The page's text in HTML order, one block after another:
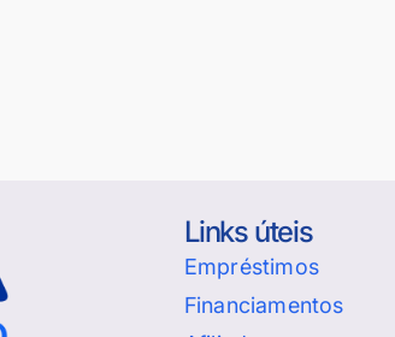
Links úteis
Empréstimos
Financiamentos